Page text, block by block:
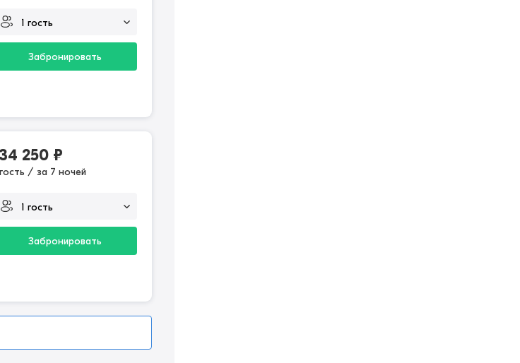
Забронировать
250 ₽
/ за 7 ночей
Забронировать